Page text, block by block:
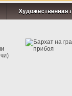
Художественная